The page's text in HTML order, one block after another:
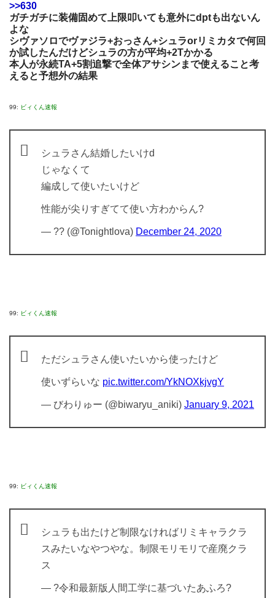
>>630
ガチガチに装備固めて上限叩いても意外にdptも出ないん
よな
シヴァソロでヴァジラ+おっさん+シュラorリミカタで何回
か試したんだけどシュラの方が平均+2Tかかる
本人が永続TA+5割追撃で全体アサシンまで使えること考
えると予想外の結果
99: ビィくん速報
シュラさん結婚したいけd
じゃなくて
編成して使いたいけど
性能が尖りすぎてて使い方わからん?
— ?? (@Tonightlova) December 24, 2020
99: ビィくん速報
ただシュラさん使いたいから使ったけど
使いずらいな pic.twitter.com/YkNOXkjvgY
— びわりゅー (@biwaryu_aniki) January 9, 2021
99: ビィくん速報
シュラも出たけど制限なければリミキャラクラ
スみたいなやつやな。制限モリモリで産廃クラ
ス
— ?令和最新版人間工学に基づいたあふろ?